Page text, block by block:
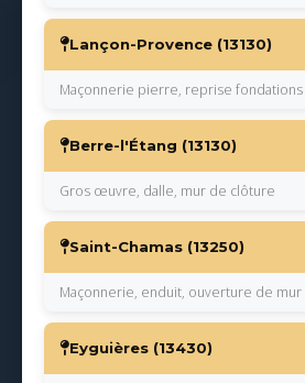
Lançon-Provence (13130)
Maçonnerie pierre, reprise fondations
Berre-l'Étang (13130)
Gros œuvre, dalle, mur de clôture
Saint-Chamas (13250)
Maçonnerie, enduit, ouverture de mur
Eyguières (13430)